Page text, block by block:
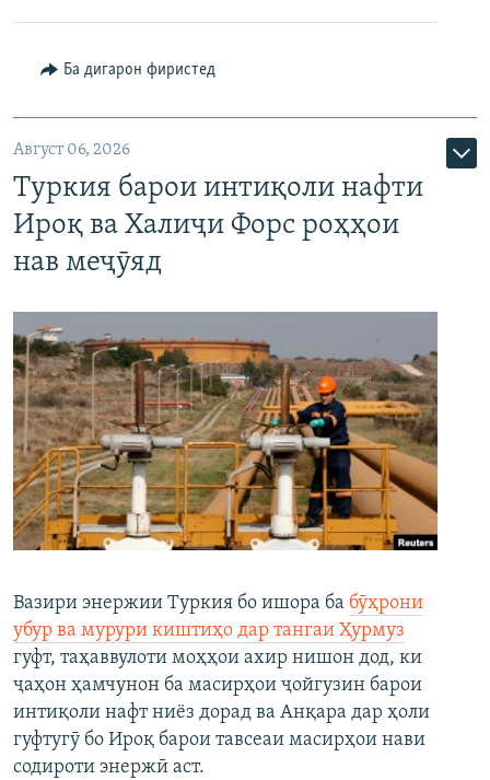
Ба дигарон фиристед
Август 06, 2026
Туркия барои интиқоли нафти
Ироқ ва Халиҷи Форс роҳҳои
нав меҷӯяд
Вазири энержии Туркия бо ишора ба бӯҳрони
убур ва мурури киштиҳо дар тангаи Ҳурмуз
гуфт, таҳаввулоти моҳҳои ахир нишон дод, ки
ҷаҳон ҳамчунон ба масирҳои ҷойгузин барои
интиқоли нафт ниёз дорад ва Анқара дар ҳоли
гуфтугӯ бо Ироқ барои тавсеаи масирҳои нави
содироти энержӣ аст.